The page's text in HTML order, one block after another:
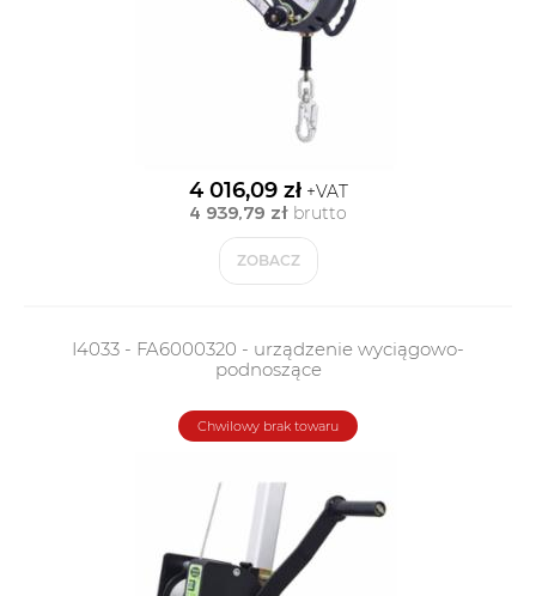
4 016,09 zł+VAT
4 939,79 zł brutto
ZOBACZ
I4033 - FA6000320 - urządzenie wyciągowo-
podnoszące
Chwilowy brak towaru